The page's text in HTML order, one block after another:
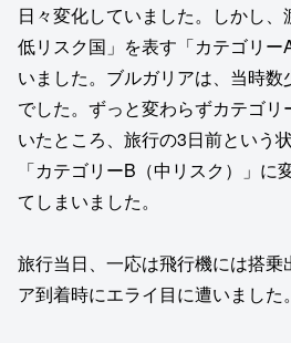
日々変化していました。しかし
低リスク国」を表す「カテゴリー
いました。ブルガリアは、当時
でした。ずっと変わらずカテゴ
いたところ、旅行の3日前という
「カテゴリーB（中リスク）」に
てしまいました。
旅行当日、一応は飛行機には搭乗
ア到着時にエライ目に遭いました。